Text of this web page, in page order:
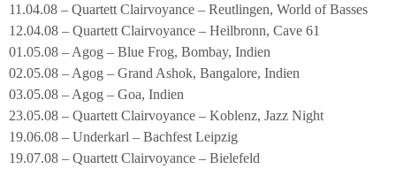
11.04.08 – Quartett Clairvoyance – Reutlingen, World of Basses
12.04.08 – Quartett Clairvoyance – Heilbronn, Cave 61
01.05.08 – Agog – Blue Frog, Bombay, Indien
02.05.08 – Agog – Grand Ashok, Bangalore, Indien
03.05.08 – Agog – Goa, Indien
23.05.08 – Quartett Clairvoyance – Koblenz, Jazz Night
19.06.08 – Underkarl – Bachfest Leipzig
19.07.08 – Quartett Clairvoyance – Bielefeld